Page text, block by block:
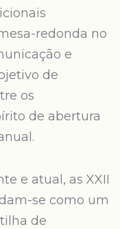
redonda no
e
de
os
de abertura
e atual, as XXII
se como um
de